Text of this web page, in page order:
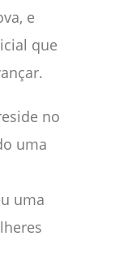
e
que
no
uma
uma